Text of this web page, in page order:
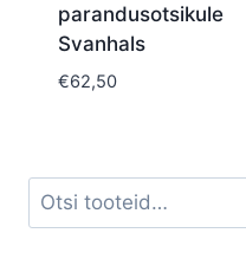
parandusotsikule
Svanhals
€62,50
Otsi: